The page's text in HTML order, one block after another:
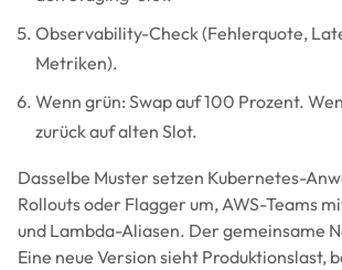
Observability-Check (Fehlerquote,
Metriken).
Wenn grün: Swap auf 100 Prozent.
zurück auf alten Slot.
Dasselbe Muster setzen Kubernetes-
Rollouts oder Flagger um, AWS-Teams
und Lambda-Aliasen. Der gemeinsame
Eine neue Version sieht Produktionslast,